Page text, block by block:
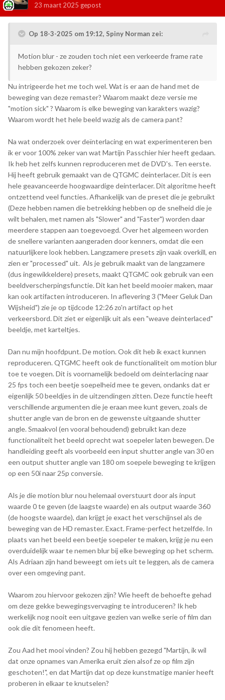
23 maart 2025 gepost
Op 18-3-2025 om 19:12, Spiny Norman zei:
Motion blur - ze zouden toch niet een verkeerde frame rate
hebben gekozen zeker?
Nu intrigeerde het me toch wel. Wat is er aan de hand met de
beweging van deze remaster? Waarom maakt deze versie me
"motion sick" ? Waarom is elke beweging van karakters wazig?
Waarom wordt het hele beeld wazig als de camera pant?
Na wat onderzoek over deïnterlacing en wat experimenteren ben
ik er voor 100% zeker van wat Martijn Passchier hier heeft gedaan.
Ik heb het zelfs kunnen reproduceren met de DVD's. Ten eerste.
Hij heeft gebruik gemaakt van de QTGMC deinterlacer. Dit is een
hele geavanceerde hoogwaardige deinterlacer. Dit algoritme heeft
ontzettend veel functies. Afhankelijk van de preset die je gebruikt
(Deze hebben namen die betrekking hebben op de snelheid die je
wilt behalen, met namen als "Slower" and "Faster") worden daar
meerdere stappen aan toegevoegd. Over het algemeen worden
de snellere varianten aangeraden door kenners, omdat die een
natuurlijkere look hebben. Langzamere presets zijn vaak overkill, en
zien er "processed" uit. Als je gebruik maakt van de langzamere
(dus ingewikkeldere) presets, maakt QTGMC ook gebruik van een
beeldverscherpingsfunctie. Dit kan het beeld mooier maken, maar
kan ook artifacten introduceren. In aflevering 3 ("Meer Geluk Dan
Wijsheid") zie je op tijdcode 12:26 zo'n artifact op het
verkeersbord. Dit ziet er eigenlijk uit als een "weave deinterlaced"
beeldje, met karteltjes.
Dan nu mijn hoofdpunt. De motion. Ook dit heb ik exact kunnen
reproduceren. QTGMC heeft ook de functionaliteit om motion blur
toe te voegen. Dit is voornamelijk bedoeld om deinterlacing naar
25 fps toch een beetje soepelheid mee te geven, ondanks dat er
eigenlijk 50 beeldjes in de uitzendingen zitten. Deze functie heeft
verschillende argumenten die je eraan mee kunt geven, zoals de
shutter angle van de bron en de gewenste uitgaande shutter
angle. Smaakvol (en vooral behoudend) gebruikt kan deze
functionaliteit het beeld oprecht wat soepeler laten bewegen. De
handleiding geeft als voorbeeld een input shutter angle van 30 en
een output shutter angle van 180 om soepele beweging te krijgen
op een 50i naar 25p conversie.
Als je die motion blur nou helemaal overstuurt door als input
waarde 0 te geven (de laagste waarde) en als output waarde 360
(de hoogste waarde), dan krijgt je exact het verschijnsel als de
beweging van de HD remaster. Exact. Frame-perfect hetzelfde. In
plaats van het beeld een beetje soepeler te maken, krijg je nu een
overduidelijk waar te nemen blur bij elke beweging op het scherm.
Als Adriaan zijn hand beweegt om iets uit te leggen, als de camera
over een omgeving pant.
Waarom zou hiervoor gekozen zijn? Wie heeft de behoefte gehad
om deze gekke bewegingsvervaging te introduceren? Ik heb
werkelijk nog nooit een uitgave gezien van welke serie of film dan
ook die dit fenomeen heeft.
Zou Aad het mooi vinden? Zou hij hebben gezegd "Martijn, ik wil
dat onze opnames van Amerika eruit zien alsof ze op film zijn
geschoten!", en dat Martijn dat op deze kunstmatige manier heeft
proberen in elkaar te knutselen?